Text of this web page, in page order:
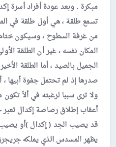
مبكرة . وبعد عودة أفراد أسرة
من غرفة السطوح ، وسيكون
المكان نفسه ، غير أن الطلقة
الجميل بالصيد ، أما الطلقة
صدرها إذ لم تحتمل جفوة أبيها ،
ولا ترى سببا لرغبته في ألاّ
قد يصيب الجد ( إكدال )أو
يظهر المسدس الذي يملكه